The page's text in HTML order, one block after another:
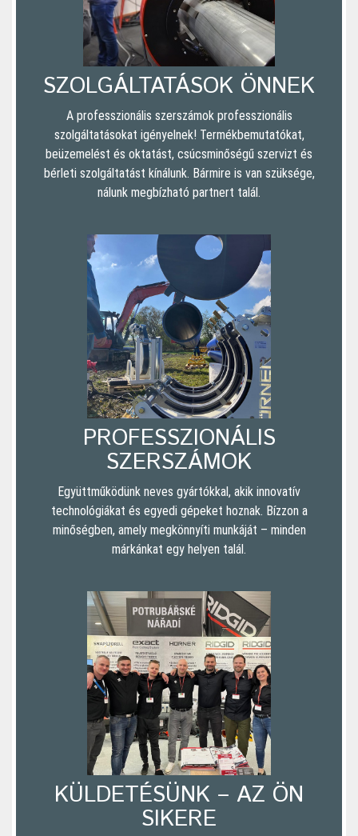
SZOLGÁLTATÁSOK ÖNNEK
A professzionális szerszámok professzionális
szolgáltatásokat igényelnek! Termékbemutatókat,
beüzemelést és oktatást, csúcsminőségű szervizt és
bérleti szolgáltatást kínálunk. Bármire is van szüksége,
nálunk megbízható partnert talál.
PROFESSZIONÁLIS
SZERSZÁMOK
Együttműködünk neves gyártókkal, akik innovatív
technológiákat és egyedi gépeket hoznak. Bízzon a
minőségben, amely megkönnyíti munkáját – minden
márkánkat egy helyen talál.
KÜLDETÉSÜNK – AZ ÖN
SIKERE